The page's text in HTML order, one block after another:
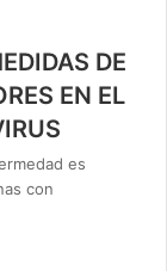
DE
EN EL
es
con